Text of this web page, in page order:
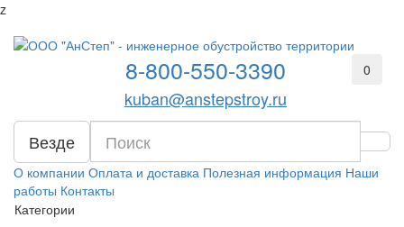
z
8-800-550-3390
kuban@anstepstroy.ru
0
Везде
О компании Оплата и доставка Полезная информация Наши
работы Контакты
Категории